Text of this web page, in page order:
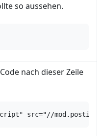
so aussehen.
nach dieser Zeile
src="//